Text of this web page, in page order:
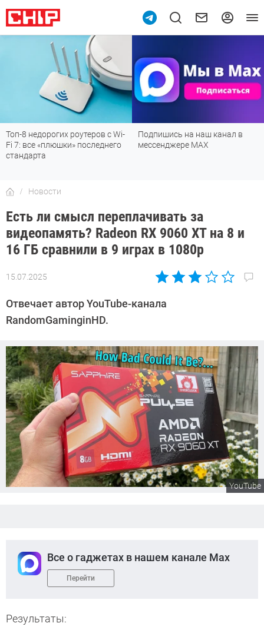
Топ-8 недорогих роутеров с Wi-
Fi 7: все «плюшки» последнего
стандарта
Подпишись на наш канал в
мессенджере МАХ
Новости
Есть ли смысл переплачивать за
видеопамять? Radeon RX 9060 XT на 8 и
16 ГБ сравнили в 9 играх в 1080p
15.07.2025
Автор:
Калашников
Отвечает автор YouTube-канала
RandomGaminginHD.
YouTube
Все о гаджетах в нашем канале Max
Перейти
Результаты: